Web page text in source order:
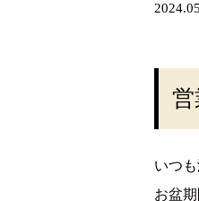
営
いつ
お盆